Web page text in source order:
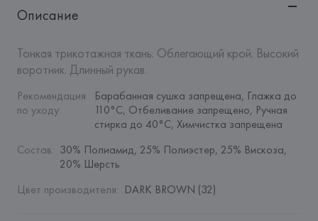
Описание
Тонкая трикотажная ткань. Облегающий крой. Высокий
воротник. Длинный рукав.
Рекомендация
по уходу:
Барабанная сушка запрещена, Глажка до
110°C, Отбеливание запрещено, Ручная
стирка до 40°C, Химчистка запрещена
Состав: 30% Полиамид, 25% Полиэстер, 25% Вискоза,
20% Шерсть
Цвет производителя: DARK BROWN (32)